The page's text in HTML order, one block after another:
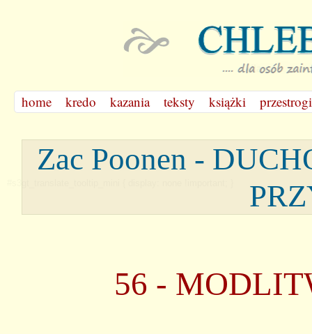
home kredo kazania teksty książki przestrogi
Zac Poonen -
56 -